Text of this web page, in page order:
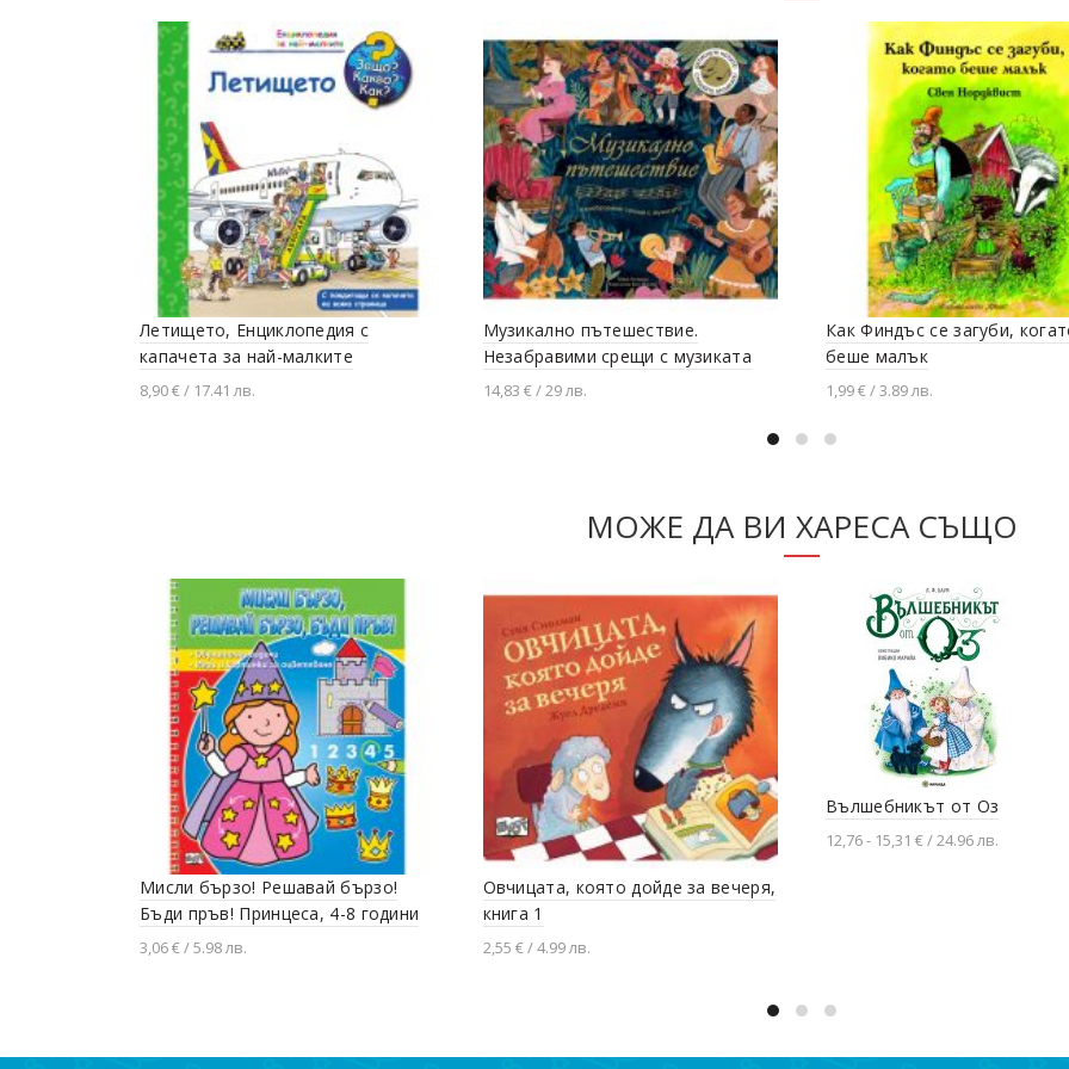
Летището, Енциклопедия с
капачета за най-малките
8,90 € / 17.41 лв.
Музикално пътешествие.
Незабравими срещи с музиката
14,83 € / 29 лв.
Как Финдъс се загуби,
беше малък
1,99 € / 3.89 лв.
МОЖЕ ДА ВИ ХАРЕСА СЪЩО
Мисли бързо! Решавай бързо!
Бъди пръв! Принцеса, 4-8 години
3,06 € / 5.98 лв.
Овчицата, която дойде за вечеря,
книга 1
2,55 € / 4.99 лв.
Вълшебникът от Оз
12,76 - 15,31 € / 24.96 лв.